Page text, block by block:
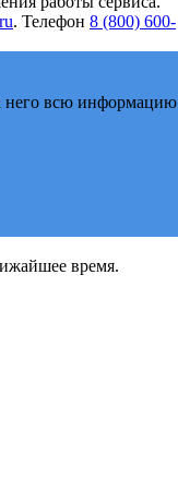
. Телефон 8 (800) 600-
него всю информацию
время.